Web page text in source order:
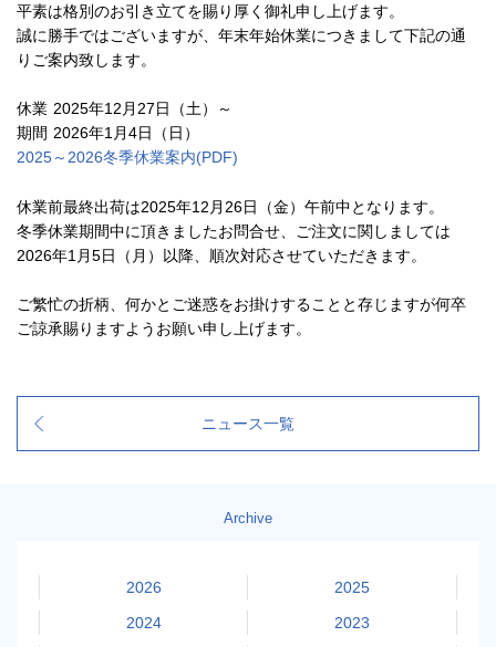
平素は格別のお引き立てを賜り厚く御礼申し上げます。
誠に勝手ではございますが、年末年始休業につきまして下記の通
りご案内致します。
休業
期間
2025年12月27日（土）～
2026年1月4日（日）
2025～2026冬季休業案内(PDF)
休業前最終出荷は2025年12月26日（金）午前中となります。
冬季休業期間中に頂きましたお問合せ、ご注文に関しましては
2026年1月5日（月）以降、順次対応させていただきます。
ご繁忙の折柄、何かとご迷惑をお掛けすることと存じますが何卒
ご諒承賜りますようお願い申し上げます。
ニュース一覧
Archive
2026
2025
2024
2023